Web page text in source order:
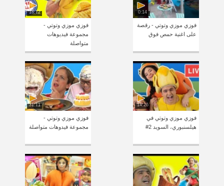
0:14
فوزي موزي وتوتي - رقصة
على اغنية حمص فوق
18:12
فوزي موزي وتوتي -
مجموعة فيديوهات
متواصلة
14:26
فوزي موزي وتوتي في
هيلسنبوري، السويد 2#
31:11
فوزي موزي وتوتي -
مجموعة فيدوهات متواصلة